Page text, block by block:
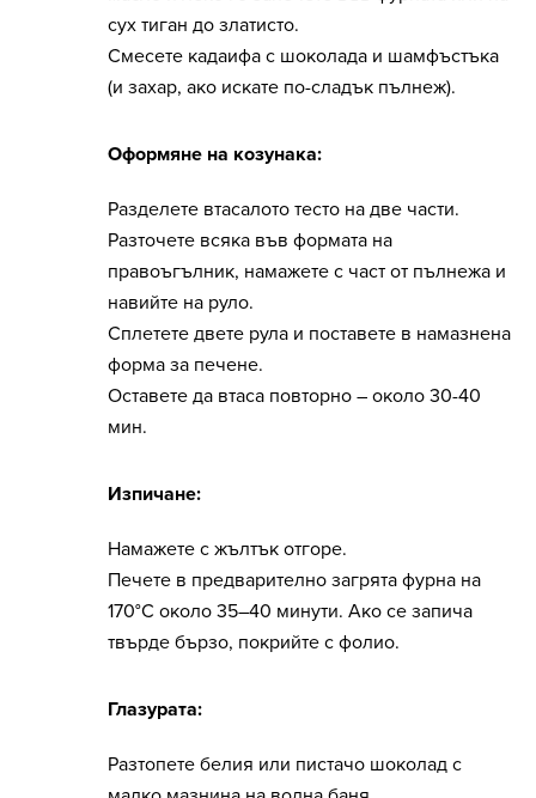
сух тиган до златисто.
Смесете кадаифа с шоколада и шамфъстъка
(и захар, ако искате по-сладък пълнеж).
Оформяне на козунака:
Разделете втасалото тесто на две части.
Разточете всяка във формата на
правоъгълник, намажете с част от пълнежа и
навийте на руло.
Сплетете двете рула и поставете в намазнена
форма за печене.
Оставете да втаса повторно – около 30-40
мин.
Изпичане:
Намажете с жълтък отгоре.
Печете в предварително загрята фурна на
170°C около 35–40 минути. Ако се запича
твърде бързо, покрийте с фолио.
Глазурата:
Разтопете белия или пистачо шоколад с